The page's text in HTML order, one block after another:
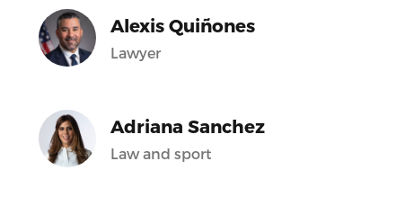
Alexis Quiñones
Lawyer
Adriana Sanchez
Law and sport